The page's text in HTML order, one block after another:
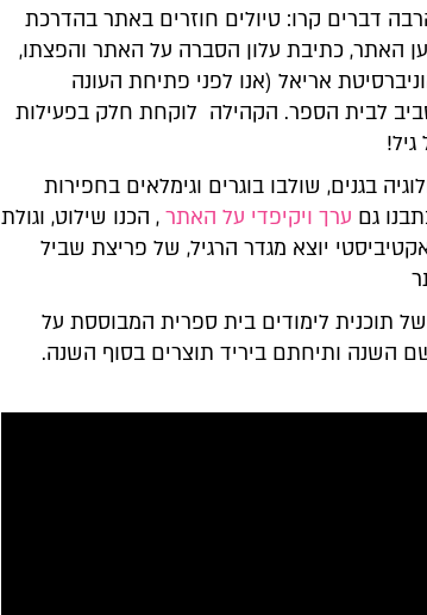
דברים קרו: טיולים חוזרים באתר בהדרכת
האתר, כתיבת עלון הסברה על האתר והפצתו,
אריאל (אנו לפני פתיחת העונה
לבית הספר. הקהילה לוקחת חלק בפעילות
בגנים, שולבו בוגרים וגימלאים בחפירות
גם ערך ויקיפדי על האתר , הכנו שילוט, וגולת
יוצא מגדר הרגיל, של פריצת שביל
תוכנית לימודים בית ספרית המבוססת על
השנה ותיחתם ביריד תוצרים בסוף השנה.